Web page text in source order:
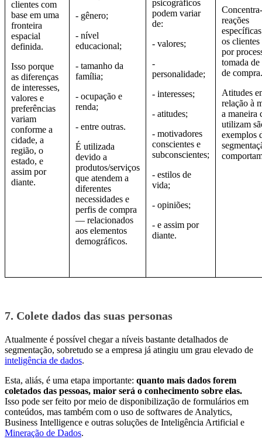
clientes com
base em uma
fronteira
espacial
definida.
Isso porque
as diferenças
de interesses,
valores e
preferências
variam
conforme a
cidade, a
região, o
estado, e
assim por
diante.
- gênero;
- nível
educacional;
- tamanho da
família;
- ocupação e
renda;
- entre outras.
É utilizada
devido a
produtos/serviços
que atendem a
diferentes
necessidades e
perfis de compra
— relacionados
aos elementos
demográficos.
psicográficos
podem variar
de:
- valores;
-
personalidade;
- interesses;
- atitudes;
- motivadores
conscientes e
subconscientes;
- estilos de
vida;
- opiniões;
- e assim por
diante.
reações
os clientes
por
tomada de
de compra.
Atitudes
relação à
a maneira
utilizam
exemplos
7. Colete dados das suas personas
Atualmente é possível chegar a níveis bastante detalhados de
segmentação, sobretudo se a empresa já atingiu um grau elevado de
inteligência de dados.
Esta, aliás, é uma etapa importante: quanto mais dados forem
coletados das pessoas, maior será o conhecimento sobre elas.
Isso pode ser feito por meio de disponibilização de formulários em
conteúdos, mas também com o uso de softwares de Analytics,
Business Intelligence e outras soluções de Inteligência Artificial e
Mineração de Dados.